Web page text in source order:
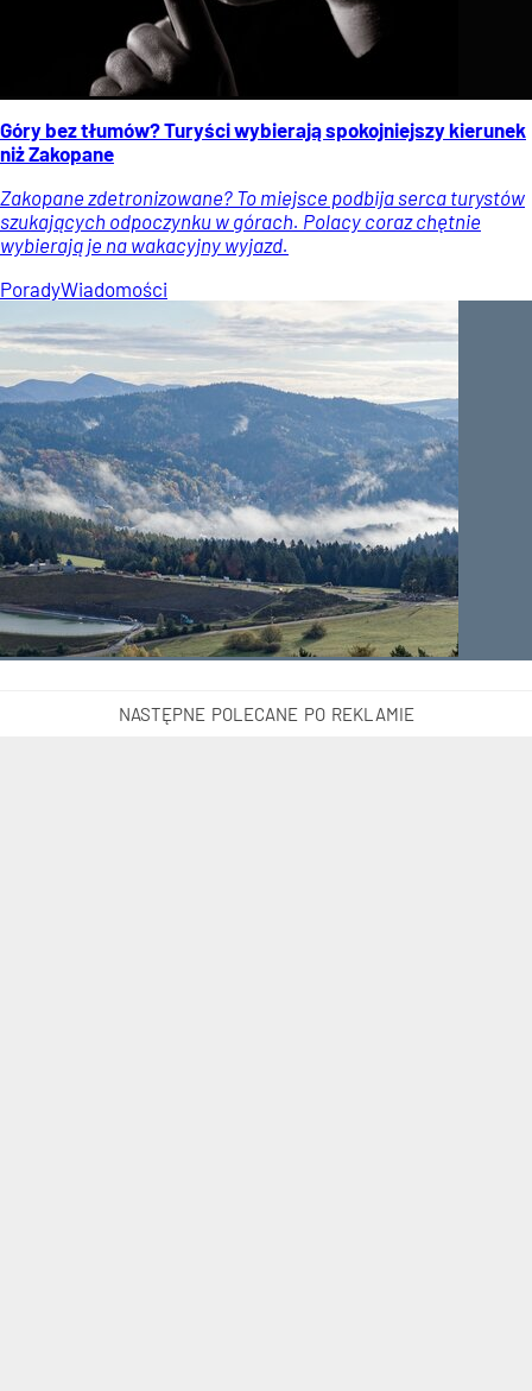
Góry bez tłumów? Turyści wybierają spokojniejszy kierunek
niż Zakopane
Zakopane zdetronizowane? To miejsce podbija serca turystów
szukających odpoczynku w górach. Polacy coraz chętnie
wybierają je na wakacyjny wyjazd.
PoradyWiadomości